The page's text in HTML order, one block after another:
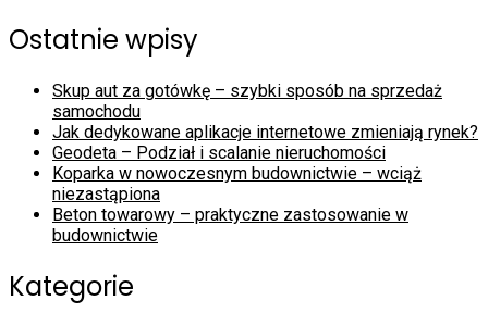
Ostatnie wpisy
Skup aut za gotówkę – szybki sposób na sprzedaż
samochodu
Jak dedykowane aplikacje internetowe zmieniają rynek?
Geodeta – Podział i scalanie nieruchomości
Koparka w nowoczesnym budownictwie – wciąż
niezastąpiona
Beton towarowy – praktyczne zastosowanie w
budownictwie
Kategorie